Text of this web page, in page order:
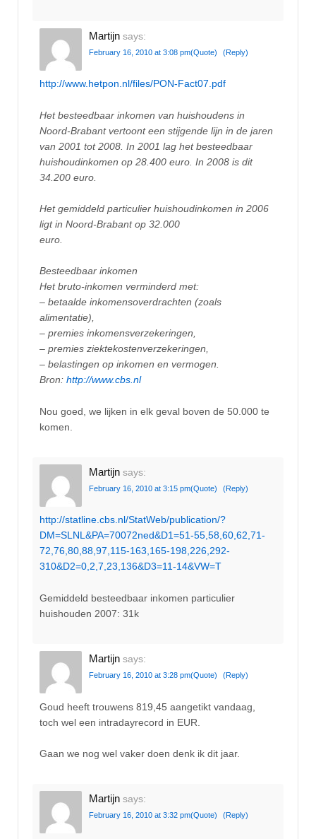
Martijn says:
February 16, 2010 at 3:08 pm(Quote) (Reply)
http://www.hetpon.nl/files/PON-Fact07.pdf
Het besteedbaar inkomen van huishoudens in
Noord-Brabant vertoont een stijgende lijn in de jaren
van 2001 tot 2008. In 2001 lag het besteedbaar
huishoudinkomen op 28.400 euro. In 2008 is dit
34.200 euro.
Het gemiddeld particulier huishoudinkomen in 2006
ligt in Noord-Brabant op 32.000
euro.
Besteedbaar inkomen
Het bruto-inkomen verminderd met:
– betaalde inkomensoverdrachten (zoals
alimentatie),
– premies inkomensverzekeringen,
– premies ziektekostenverzekeringen,
– belastingen op inkomen en vermogen.
Bron: http://www.cbs.nl
Nou goed, we lijken in elk geval boven de 50.000 te
komen.
Martijn says:
February 16, 2010 at 3:15 pm(Quote) (Reply)
http://statline.cbs.nl/StatWeb/publication/?
DM=SLNL&PA=70072ned&D1=51-55,58,60,62,71-
72,76,80,88,97,115-163,165-198,226,292-
310&D2=0,2,7,23,136&D3=11-14&VW=T
Gemiddeld besteedbaar inkomen particulier
huishouden 2007: 31k
Martijn says:
February 16, 2010 at 3:28 pm(Quote) (Reply)
Goud heeft trouwens 819,45 aangetikt vandaag,
toch wel een intradayrecord in EUR.
Gaan we nog wel vaker doen denk ik dit jaar.
Martijn says:
February 16, 2010 at 3:32 pm(Quote) (Reply)